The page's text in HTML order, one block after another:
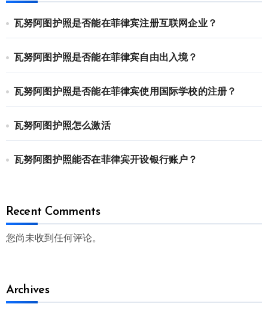
瓦努阿图护照是否能在菲律宾注册互联网企业？
瓦努阿图护照是否能在菲律宾自由出入境？
瓦努阿图护照是否能在菲律宾使用国际学校的注册？
瓦努阿图护照怎么激活
瓦努阿图护照能否在菲律宾开设银行账户？
Recent Comments
您尚未收到任何评论。
Archives